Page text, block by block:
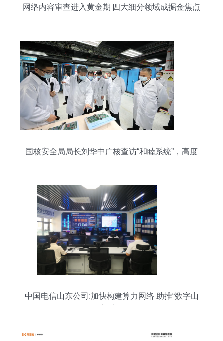
网络内容审查进入黄金期 四大细分领域成掘金焦点
国核安全局局长刘华中广核查访“和睦系统”，高度
中国电信山东公司:加快构建算力网络 助推“数字山